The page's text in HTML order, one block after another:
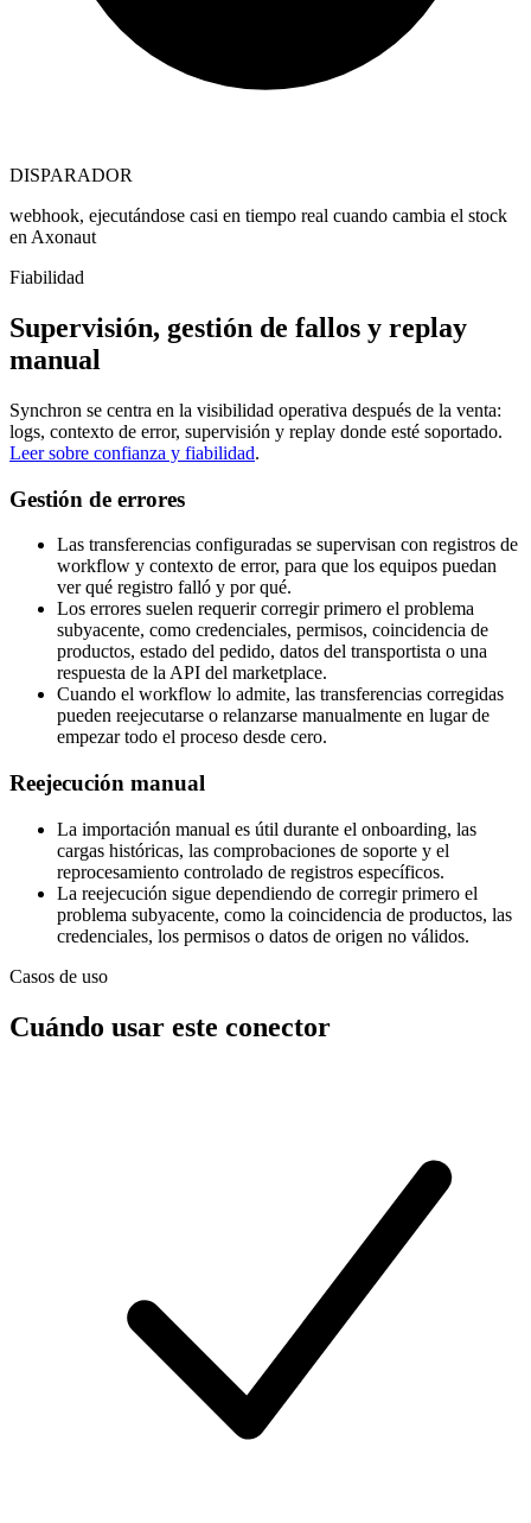
DISPARADOR
webhook, ejecutándose casi en tiempo real cuando cambia el stock
en Axonaut
Fiabilidad
Supervisión, gestión de fallos y replay
manual
Synchron se centra en la visibilidad operativa después de la venta:
logs, contexto de error, supervisión y replay donde esté soportado.
Leer sobre confianza y fiabilidad.
Gestión de errores
Las transferencias configuradas se supervisan con registros de
workflow y contexto de error, para que los equipos puedan
ver qué registro falló y por qué.
Los errores suelen requerir corregir primero el problema
subyacente, como credenciales, permisos, coincidencia de
productos, estado del pedido, datos del transportista o una
respuesta de la API del marketplace.
Cuando el workflow lo admite, las transferencias corregidas
pueden reejecutarse o relanzarse manualmente en lugar de
empezar todo el proceso desde cero.
Reejecución manual
La importación manual es útil durante el onboarding, las
cargas históricas, las comprobaciones de soporte y el
reprocesamiento controlado de registros específicos.
La reejecución sigue dependiendo de corregir primero el
problema subyacente, como la coincidencia de productos, las
credenciales, los permisos o datos de origen no válidos.
Casos de uso
Cuándo usar este conector